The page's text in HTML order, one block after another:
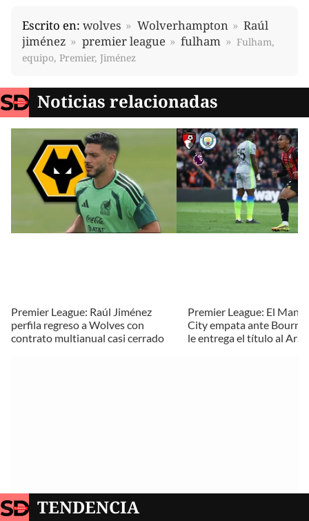
Escrito en: wolves Wolverhampton
Raúl
jiménez
premier league fulham
Fulham,
equipo, Premier, Jiménez
Noticias relacionadas
Premier League: Raúl Jiménez
perfila regreso a Wolves con
contrato multianual casi cerrado
Premier League: El
City empata ante
le entrega el título al
TENDENCIA